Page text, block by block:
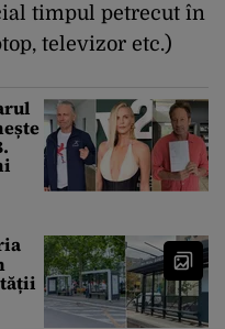
timpul petrecut în
televizor etc.)